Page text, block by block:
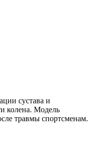
сустава и
колена. Модель
травмы спортсменам.